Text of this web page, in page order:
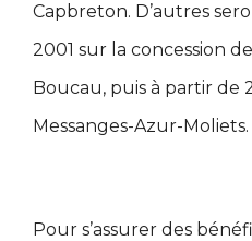
Capbreton. D’autres
2001 sur la concession
Boucau, puis à partir de
Messanges-Azur-Moliets.
Pour s’assurer des